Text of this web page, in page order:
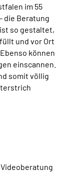
im 55
die Beratung
so gestaltet,
und vor Ort
können
einscannen.
somit völlig